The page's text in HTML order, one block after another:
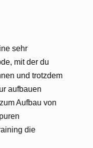
sehr
mit der du
und trotzdem
aufbauen
Aufbau von
die